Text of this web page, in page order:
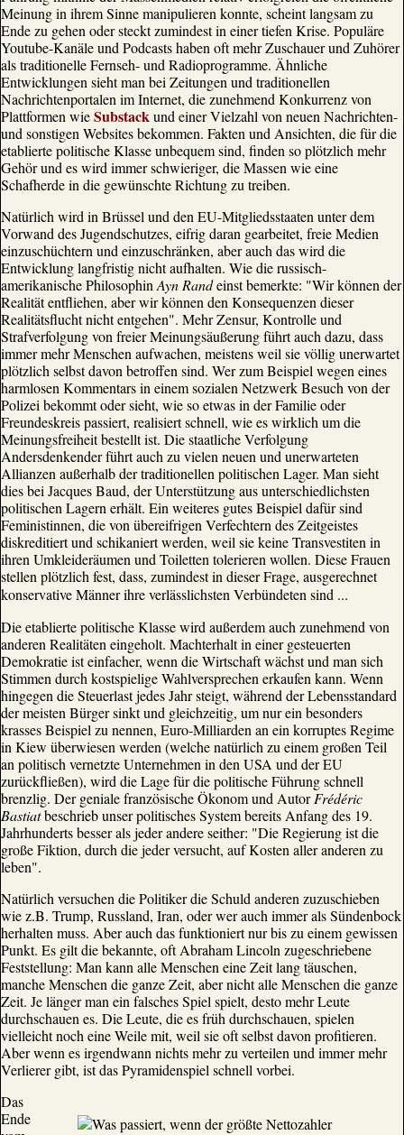
Meinung in ihrem Sinne manipulieren konnte, scheint langsam zu
Ende zu gehen oder steckt zumindest in einer tiefen Krise. Populäre
Youtube-Kanäle und Podcasts haben oft mehr Zuschauer und Zuhörer
als traditionelle Fernseh- und Radioprogramme. Ähnliche
Entwicklungen sieht man bei Zeitungen und traditionellen
Nachrichtenportalen im Internet, die zunehmend Konkurrenz von
Plattformen wieSubstackund einer Vielzahl von neuen Nachrichten-
und sonstigen Websites bekommen. Fakten und Ansichten, die für die
etablierte politische Klasse unbequem sind, finden so plötzlich mehr
Gehör und es wird immer schwieriger, die Massen wie eine
Schafherde in die gewünschte Richtung zu treiben.
Natürlich wird in Brüssel und den EU-Mitgliedsstaaten unter dem
Vorwand des Jugendschutzes, eifrig daran gearbeitet, freie Medien
einzuschüchtern und einzuschränken, aber auch das wird die
Entwicklung langfristig nicht aufhalten. Wie die russisch-
amerikanische Philosophin Ayn Randeinst bemerkte: "Wir können der
Realität entfliehen, aber wir können den Konsequenzen dieser
Realitätsflucht nicht entgehen". Mehr Zensur, Kontrolle und
Strafverfolgung von freier Meinungsäußerung führt auch dazu, dass
immer mehr Menschen aufwachen, meistens weil sie völlig unerwartet
plötzlich selbst davon betroffen sind. Wer zum Beispiel wegen eines
harmlosen Kommentars in einem sozialen Netzwerk Besuch von der
Polizei bekommt oder sieht, wie so etwas in der Familie oder
Freundeskreis passiert, realisiert schnell, wie es wirklich um die
Meinungsfreiheit bestellt ist. Die staatliche Verfolgung
Andersdenkender führt auch zu vielen neuen und unerwarteten
Allianzen außerhalb der traditionellen politischen Lager. Man sieht
dies bei Jacques Baud, der Unterstützung aus unterschiedlichsten
politischen Lagern erhält. Ein weiteres gutes Beispiel dafür sind
Feministinnen, die von übereifrigen Verfechtern des Zeitgeistes
diskreditiert und schikaniert werden, weil sie keine Transvestiten in
ihren Umkleideräumen und Toiletten tolerieren wollen. Diese Frauen
stellen plötzlich fest, dass, zumindest in dieser Frage, ausgerechnet
konservative Männer ihre verlässlichsten Verbündeten sind ...
Die etablierte politische Klasse wird außerdem auch zunehmend von
anderen Realitäten eingeholt. Machterhalt in einer gesteuerten
Demokratie ist einfacher, wenn die Wirtschaft wächst und man sich
Stimmen durch kostspielige Wahlversprechen erkaufen kann. Wenn
hingegen die Steuerlast jedes Jahr steigt, während der Lebensstandard
der meisten Bürger sinkt und gleichzeitig, um nur ein besonders
krasses Beispiel zu nennen, Euro-Milliarden an ein korruptes Regime
in Kiew überwiesen werden (welche natürlich zu einem großen Teil
an politisch vernetzte Unternehmen in den USA und der EU
zurückfließen), wird die Lage für die politische Führung schnell
brenzlig. Der geniale französische Ökonom und AutorFrédéric
Bastiatbeschrieb unser politisches System bereits Anfang des 19.
Jahrhunderts besser als jeder andere seither: "Die Regierung ist die
große Fiktion, durch die jeder versucht, auf Kosten aller anderen zu
leben".
Natürlich versuchen die Politiker die Schuld anderen zuzuschieben
wie z.B. Trump, Russland, Iran, oder wer auch immer als Sündenbock
herhalten muss. Aber auch das funktioniert nur bis zu einem gewissen
Punkt. Es gilt die bekannte, oft Abraham Lincoln zugeschriebene
Feststellung: Man kann alle Menschen eine Zeit lang täuschen,
manche Menschen die ganze Zeit, aber nicht alle Menschen die ganze
Zeit. Je länger man ein falsches Spiel spielt, desto mehr Leute
durchschauen es. Die Leute, die es früh durchschauen, spielen
vielleicht noch eine Weile mit, weil sie oft selbst davon profitieren.
Aber wenn es irgendwann nichts mehr zu verteilen und immer mehr
Verlierer gibt, ist das Pyramidenspiel schnell vorbei.
Das
Ende